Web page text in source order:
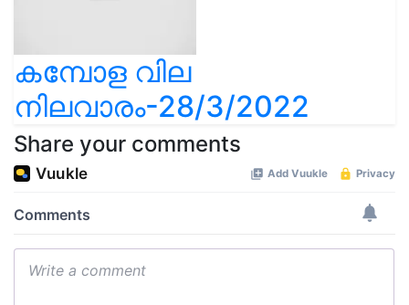
കമ്പോള വില
നിലവാരം-28/3/2022
Share your comments